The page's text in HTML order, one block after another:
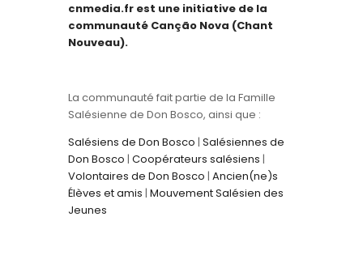
cnmedia.fr est une initiative de la
communauté Canção Nova (Chant
Nouveau).
La communauté fait partie de la Famille
Salésienne de Don Bosco, ainsi que :
Salésiens de Don Bosco | Salésiennes de
Don Bosco | Coopérateurs salésiens |
Volontaires de Don Bosco | Ancien(ne)s
Élèves et amis | Mouvement Salésien des
Jeunes